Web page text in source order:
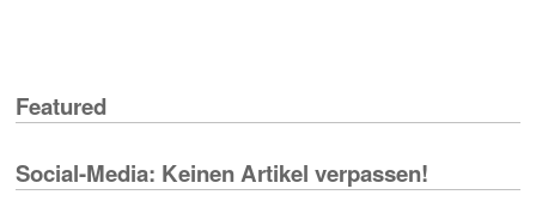
Featured
Social-Media: Keinen Artikel verpassen!